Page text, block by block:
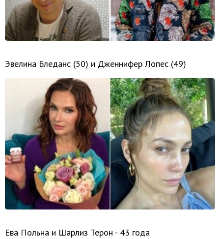
Эвелина Бледанс (50) и Дженнифер Лопес (49)
Ева Польна и Шарлиз Терон - 43 года